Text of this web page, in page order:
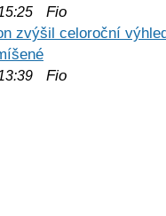
Fio
zvýšil celoroční
Fio